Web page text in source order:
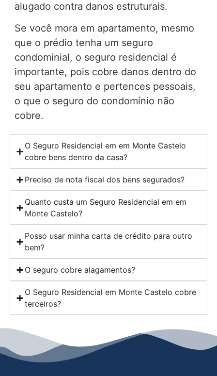
alugado contra danos estruturais.
Se você mora em apartamento, mesmo
que o prédio tenha um seguro
condominial, o seguro residencial é
importante, pois cobre danos dentro do
seu apartamento e pertences pessoais,
o que o seguro do condomínio não
cobre.
O Seguro Residencial em em Monte Castelo
cobre bens dentro da casa?
Preciso de nota fiscal dos bens segurados?
Quanto custa um Seguro Residencial em em
Monte Castelo?
Posso usar minha carta de crédito para outro
bem?
O seguro cobre alagamentos?
O Seguro Residencial em Monte Castelo cobre
terceiros?